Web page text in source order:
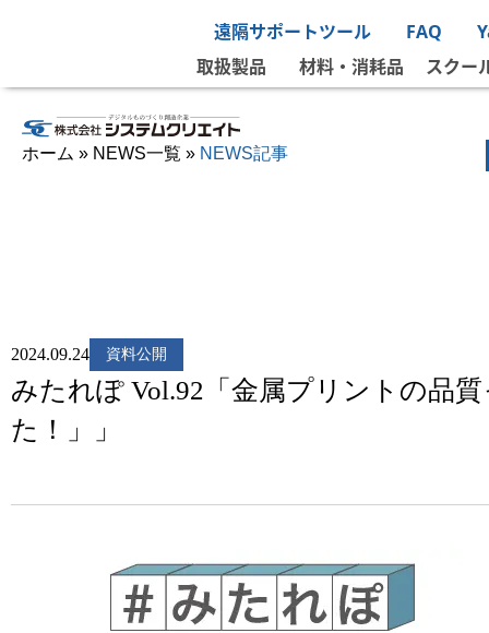
遠隔サポートツール FAQ
取扱製品
材料・消耗品 スクー
ホーム » NEWS一覧 » NEWS記事
2024.09.24 資料公開
みたれぽ Vol.92「金属プリントの品
た！」」